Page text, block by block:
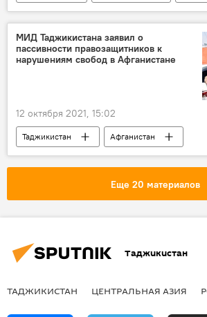
Центральная Азия
Касым-Жомарт
МИД Таджикистана заявил о
пассивности правозащитников к
нарушениям свобод в Афганистане
12 октября 2021, 15:02
Таджикистан Афганистан
Еще 20 материалов
Таджикистан
ТАДЖИКИСТАН ЦЕНТРАЛЬНАЯ АЗИЯ